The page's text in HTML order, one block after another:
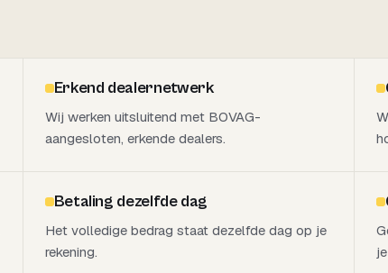
Erkend dealernetwerk
Wij werken uitsluitend met BOVAG-
aangesloten, erkende dealers.
Betaling dezelfde dag
Het volledige bedrag staat dezelfde dag op je
rekening.